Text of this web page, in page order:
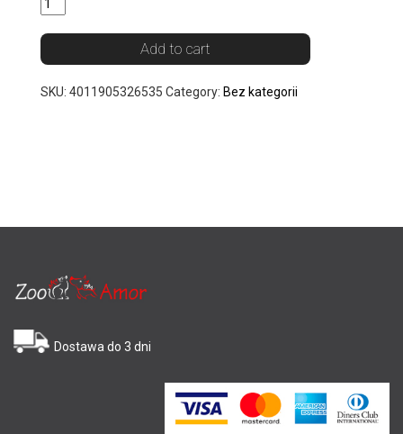
Add to cart
SKU: 4011905326535 Category: Bez kategorii
Dostawa do 3 dni